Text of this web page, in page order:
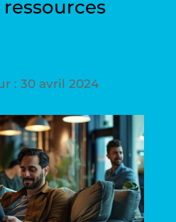
: 30 avril 2024